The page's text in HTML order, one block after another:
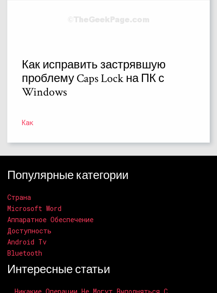
Как исправить застрявшую
проблему Caps Lock на ПК с
Windows
Как
Популярные категории
Страна
Microsoft Word
Аппаратное Обеспечение
Доступность
Android Tv
Bluetooth
Интересные статьи